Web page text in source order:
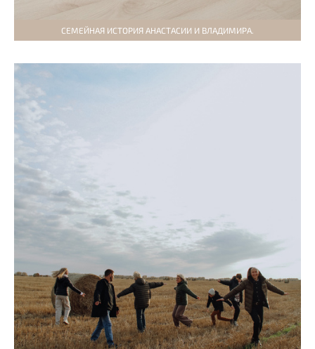
СЕМЕЙНАЯ ИСТОРИЯ АНАСТАСИИ И ВЛАДИМИРА.